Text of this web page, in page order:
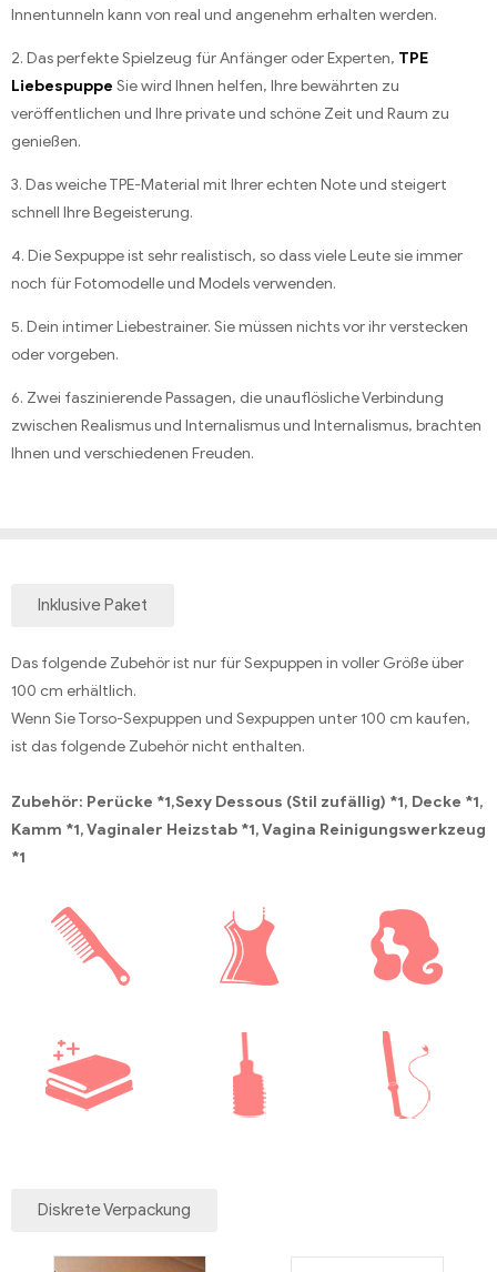
Innentunneln kann von real und angenehm erhalten werden.
2. Das perfekte Spielzeug für Anfänger oder Experten, TPE
Liebespuppe Sie wird Ihnen helfen, Ihre bewährten zu
veröffentlichen und Ihre private und schöne Zeit und Raum zu
genießen.
3. Das weiche TPE-Material mit Ihrer echten Note und steigert
schnell Ihre Begeisterung.
4. Die Sexpuppe ist sehr realistisch, so dass viele Leute sie immer
noch für Fotomodelle und Models verwenden.
5. Dein intimer Liebestrainer. Sie müssen nichts vor ihr verstecken
oder vorgeben.
6. Zwei faszinierende Passagen, die unauflösliche Verbindung
zwischen Realismus und Internalismus und Internalismus, brachten
Ihnen und verschiedenen Freuden.
Inklusive Paket
Das folgende Zubehör ist nur für Sexpuppen in voller Größe über
100 cm erhältlich.
Wenn Sie Torso-Sexpuppen und Sexpuppen unter 100 cm kaufen,
ist das folgende Zubehör nicht enthalten.
Zubehör: Perücke *1,Sexy Dessous (Stil zufällig) *1, Decke *1,
Kamm *1, Vaginaler Heizstab *1, Vagina Reinigungswerkzeug
*1
Diskrete Verpackung